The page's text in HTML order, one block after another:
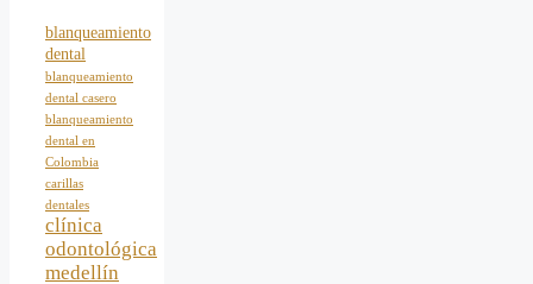
blanqueamiento
dental
blanqueamiento
dental casero
blanqueamiento
dental en
Colombia
carillas
dentales
clínica
odontológica
medellín